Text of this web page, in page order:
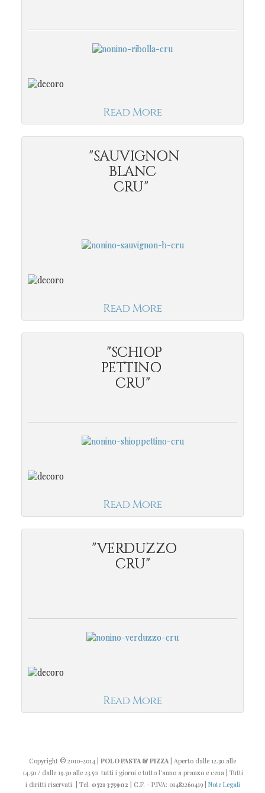
Read More
"SAUVIGNON
BLANC
CRU"
Read More
"SCHIOP
PETTINO
CRU"
Read More
"VERDUZZO
CRU"
Read More
Copyright © 2010-2014 POLO PASTA & PIZZA | Aperto dalle 12.30 alle
14.50 / dalle 19.30 alle 23.50 tutti i giorni e tutto l'anno a pranzo e cena | Tutti
i diritti riservati. | Tel. 0721 375902 | C.F. - P.IVA: 01482260419 | Note Legali